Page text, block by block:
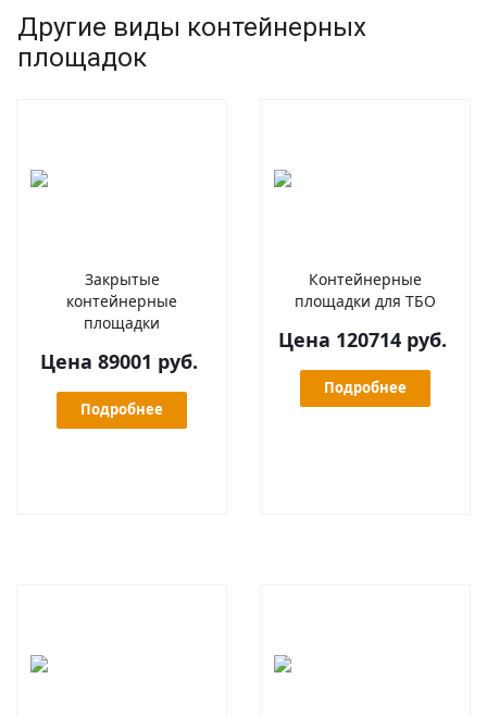
Другие виды контейнерных
площадок
Закрытые
контейнерные
площадки
Цена 89001 руб.
Подробнее
Контейнерные
площадки для ТБО
Цена 120714 руб.
Подробнее